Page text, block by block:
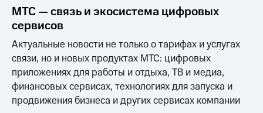
Акции
Домашний
интернет
для дома
149 ₽/
мес
МТС
Premium
Подписка
МТС — связь и экосистема цифровых
сервисов
Актуальные новости не только о тарифах и услугах
связи, но и новых продуктах МТС: цифровых
приложениях для работы и отдыха, ТВ и медиа,
финансовых сервисах, технологиях для запуска и
продвижения бизнеса и других сервисах компании